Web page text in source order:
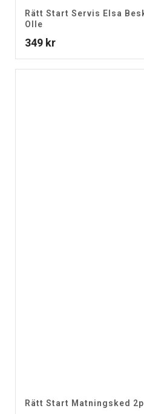
Rätt Start Servis Elsa
Olle
349 kr
Rätt Start Matningsked